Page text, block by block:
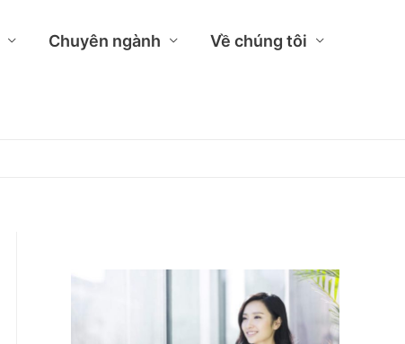
Chuyên ngành Về chúng tôi